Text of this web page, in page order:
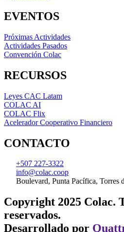
EVENTOS
Próximas Actividades
Actividades Pasados
Convención Colac
RECURSOS
Leyes CAC Latam
COLAC AI
COLAC Flix
Acelerador Cooperativo Financiero
CONTACTO
+507 227-3322
info@colac.coop
Boulevard, Punta Pacífica, Torres
Copyright 2025 Colac.
reservados.
Desarrollado por